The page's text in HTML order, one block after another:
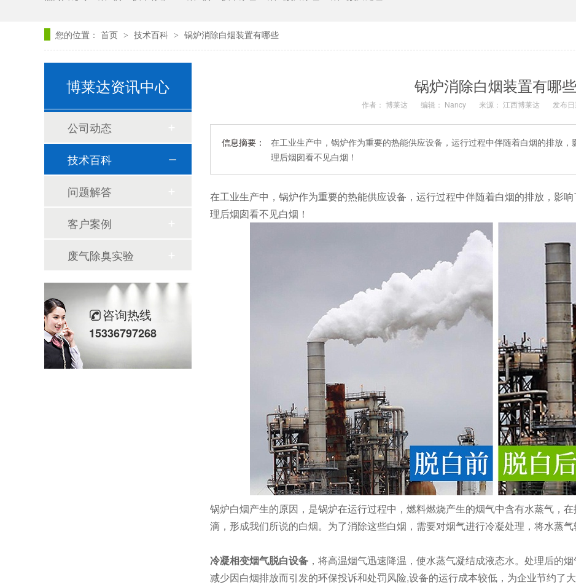
您的位置： 首页 > 技术百科 > 锅炉消除白烟装置有哪些
锅炉消除白烟装置有哪些
作者： 博莱达 编辑： Nancy 来源： 江西博莱达 发布
信息摘要：
在工业生产中，锅炉作为重要的热能供应设备，运行过程中伴随着白烟的排放
理后烟囱看不见白烟！
在工业生产中，锅炉作为重要的热能供应设备，运行过程中伴随着白烟的排放，影响
理后烟囱看不见白烟！
锅炉白烟产生的原因，是锅炉在运行过程中，燃料燃烧产生的烟气中含有水蒸气，
滴，形成我们所说的白烟。为了消除这些白烟，需要对烟气进行冷凝处理，将水蒸气
冷凝相变烟气脱白设备 ，将高温烟气迅速降温，使水蒸气凝结成液态水。处理后的
减少因白烟排放而引发的环保投诉和处罚风险,设备的运行成本较低，为企业节约了大
博莱达资讯中心
公司动态
技术百科
问题解答
客户案例
废气除臭实验
咨询热线
15336797268